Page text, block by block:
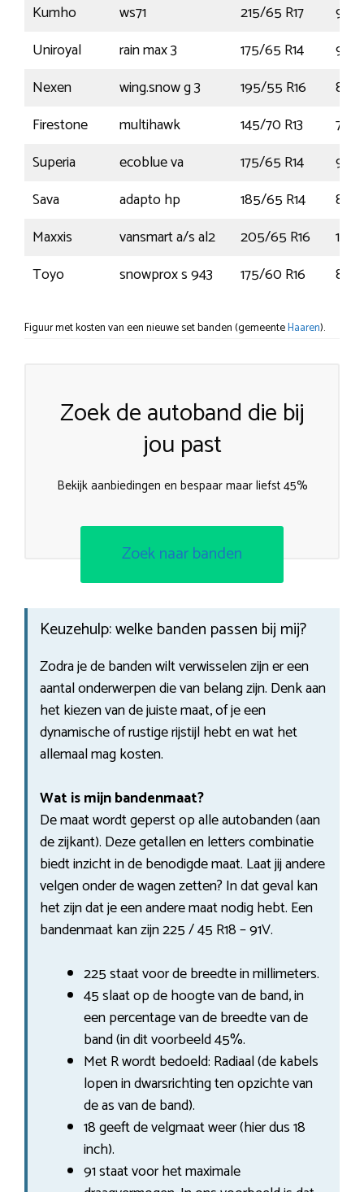
Kumho
ws71 215/65 R17
99T
Uniroyal
rain max 3 175/65 R14
90T
Nexen
wing.snow g 3 195/55 R16
87T
Firestone
multihawk 145/70 R13
71T
Superia
ecoblue va 175/65 R14
90T
Sava
adapto hp 185/65 R14
86H
Maxxis
vansmart a/s al2 205/65 R16
107T
Toyo
snowprox s 943 175/60 R16 82H
Figuur met kosten van een nieuwe set banden (gemeenteHaaren).
Zoek de autoband die bij
jou past
Bekijk aanbiedingen en bespaar maar liefst 45%
Zoek naar banden
Keuzehulp: welke banden passen bij mij?
Zodra je de banden wilt verwisselen zijn er een
aantal onderwerpen die van belang zijn. Denk aan
het kiezen van de juiste maat, of je een
dynamische of rustige rijstijl hebt en wat het
allemaal mag kosten.
Wat is mijn bandenmaat?
De maat wordt geperst op alle autobanden (aan
de zijkant). Deze getallen en letters combinatie
biedt inzicht in de benodigde maat. Laat jij andere
velgen onder de wagen zetten? In dat geval kan
het zijn dat je een andere maat nodig hebt. Een
bandenmaat kan zijn 225 / 45 R18 – 91V.
225 staat voor de breedte in millimeters.
45 slaat op de hoogte van de band, in
een percentage van de breedte van de
band (in dit voorbeeld 45%.
Met R wordt bedoeld: Radiaal (de kabels
lopen in dwarsrichting ten opzichte van
de as van de band).
18 geeft de velgmaat weer (hier dus 18
inch).
91 staat voor het maximale